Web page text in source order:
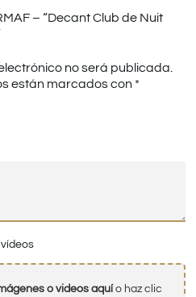
– “Decant Club de Nuit
no será publicada.
están marcados con *
o videos aquío haz clic